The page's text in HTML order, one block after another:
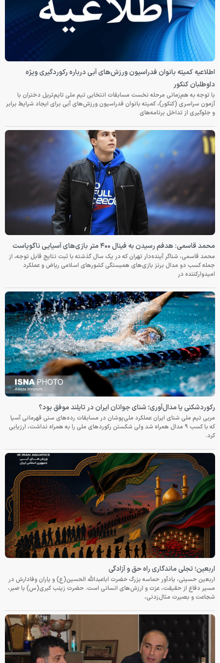
اطلاعیه کمیته بانوان فدراسیون ورزش‌های آبی درباره رکوردگیری ویژه
داوطلبان کنکور
با توجه به هم‌زمانی مرحله نخست مسابقات انتخابی تیم ملی تایم‌تریل دختران با
آزمون سراسری (کنکور)، کمیته بانوان فدراسیون ورزش‌های آبی برای ایجاد شرایط برابر
و جلوگیری از تداخل برنامه‌های
محمد قاسمی: هدفم رسیدن به فینال ۴۰۰ متر بازی‌های آسیایی ناگویاست
محمد قاسمی، شناگر آینده‌دار تهران که در یک سال گذشته با ثبت نتایج قابل توجه، از
جمله کسب دو مدال برنز بازی‌های همبستگی کشورهای اسلامی ریاض و عملکرد
امیدوارکننده در
رکوردشکنی یا مدال‌آوری؛ شنای جوانان ایران در تایلند موفق بود؟
مربی تیم ملی شنای ایران عملکرد ملی‌پوشان در مسابقات رده‌های سنی قهرمانی آسیا
که با کسب ۹ مدال همراه شد ولی شکستن رکوردهای ملی را به همراه نداشت، ارزیابی
کرد.
اربعین؛ تجلی ماندگاری راه حق و آزادگی
اربعین حسینی، یادآور حماسه بزرگ حضرت اباعبدالله الحسین(ع) و یاران وفادارش در
مسیر دفاع از حقیقت، عزت و ارزش‌های انسانی است. حضرت زینب کبری(س) با صبر،
شجاعت و بصیرت مثال‌زدنی،